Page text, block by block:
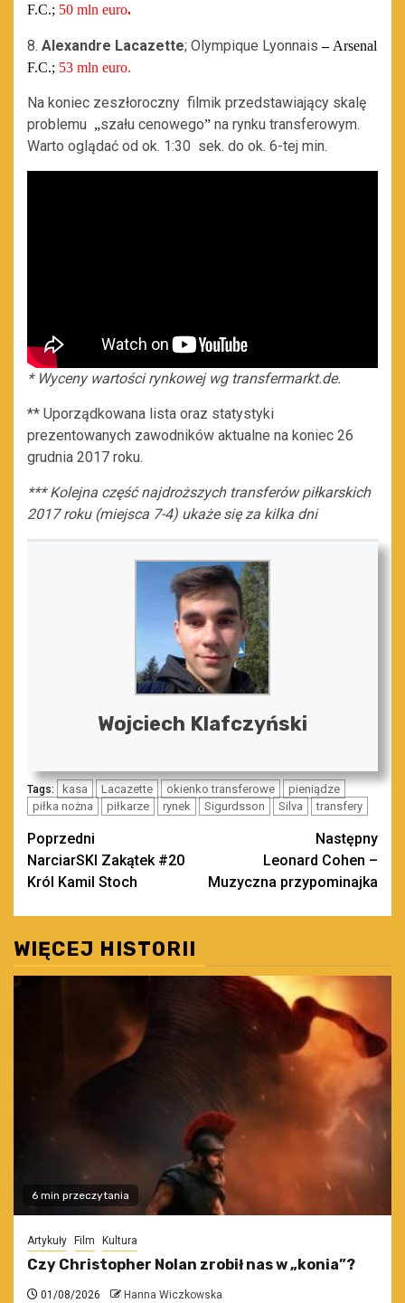
F.C.; 50 mln euro.
8. Alexandre Lacazette; Olympique Lyonnais– Arsenal
F.C.; 53 mln euro.
Na koniec zeszłoroczny filmik przedstawiający skalę
problemu „szału cenowego” na rynku transferowym.
Warto oglądać od ok. 1:30 sek. do ok. 6-tej min.
* Wyceny wartości rynkowej wg transfermarkt.de.
** Uporządkowana lista oraz statystyki
prezentowanych zawodników aktualne na koniec 26
grudnia 2017 roku.
*** Kolejna część najdroższych transferów piłkarskich
2017 roku (miejsca 7-4) ukaże się za kilka dni
Wojciech Klafczyński
Tags: kasa Lacazette okienko transferowe
pieniądze
piłka nożna
piłkarze rynek Sigurdsson Silva transfery
Zobacz
wpisy
Poprzedni
NarciarSKI Zakątek #20
Król Kamil Stoch
Następny
Leonard Cohen –
Muzyczna przypominajka
WIĘCEJ HISTORII
6 min przeczytania
Artykuły Film Kultura
Czy Christopher Nolan zrobił nas w „konia”?
01/08/2026 Hanna Wiczkowska